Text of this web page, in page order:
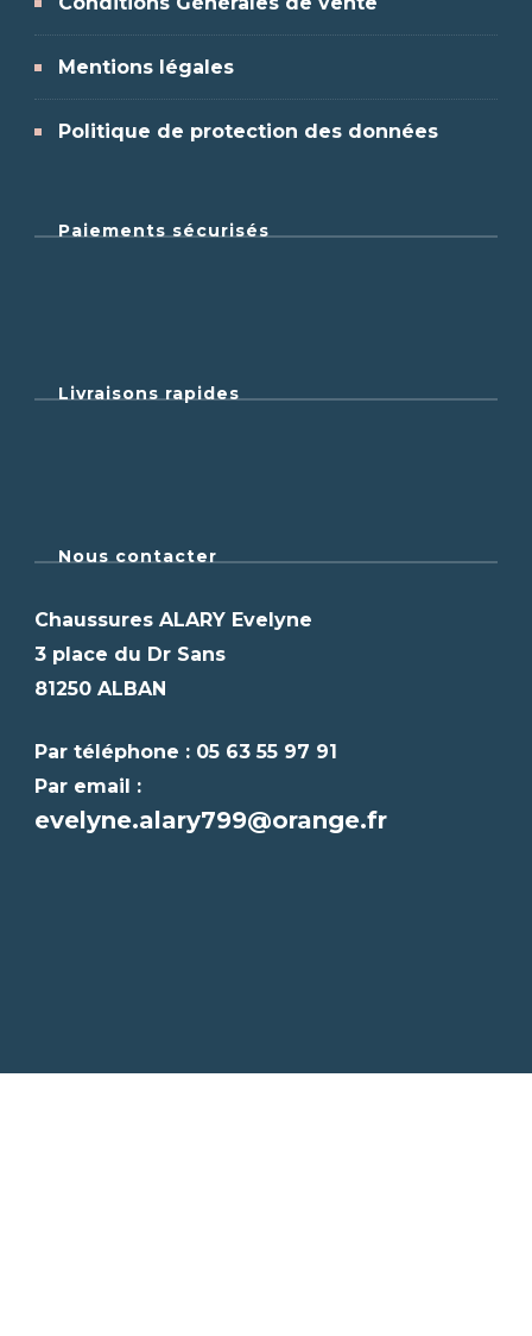
Mentions légales
Politique de protection des données
Paiements sécurisés
Livraisons rapides
Nous contacter
Chaussures ALARY Evelyne
3 place du Dr Sans
81250 ALBAN
Par téléphone : 05 63 55 97 91
Par email :
evelyne.alary799@orange.fr